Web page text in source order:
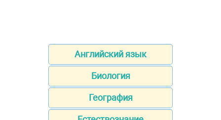
Английский язык
Биология
География